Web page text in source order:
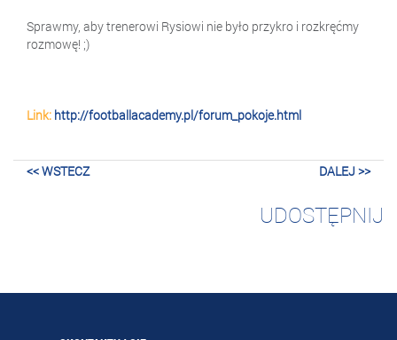
Sprawmy, aby trenerowi Rysiowi nie było przykro i rozkręćmy
rozmowę! ;)
Link: http://footballacademy.pl/forum_pokoje.html
<< WSTECZ DALEJ >>
UDOSTĘPNIJ